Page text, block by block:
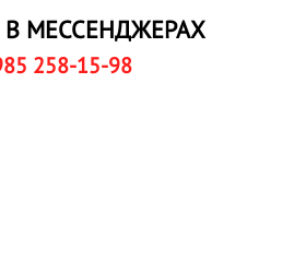
В МЕССЕНДЖЕРАХ
258-15-98